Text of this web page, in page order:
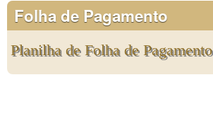
Folha de Pagamento
Planilha de Folha de Pagamento